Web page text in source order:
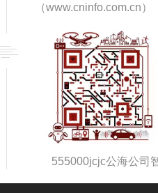
（www.cninfo.com.cn）
555000jcjc公海公司